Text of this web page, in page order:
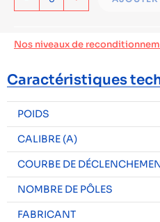
Nos niveaux de
Caractéristiques
POIDS
CALIBRE (A)
COURBE DE
NOMBRE DE PÔLES
FABRICANT